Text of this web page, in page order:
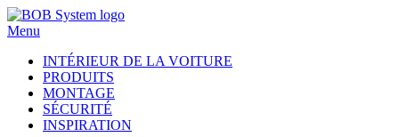
Menu
INTÉRIEUR DE LA VOITURE
PRODUITS
MONTAGE
SÉCURITÉ
INSPIRATION